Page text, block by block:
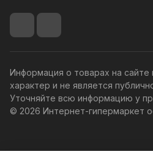
Информация о товарах на сайте
характер и не является
Уточняйте всю информацию у
© 2026 Интернет-гипермаркет